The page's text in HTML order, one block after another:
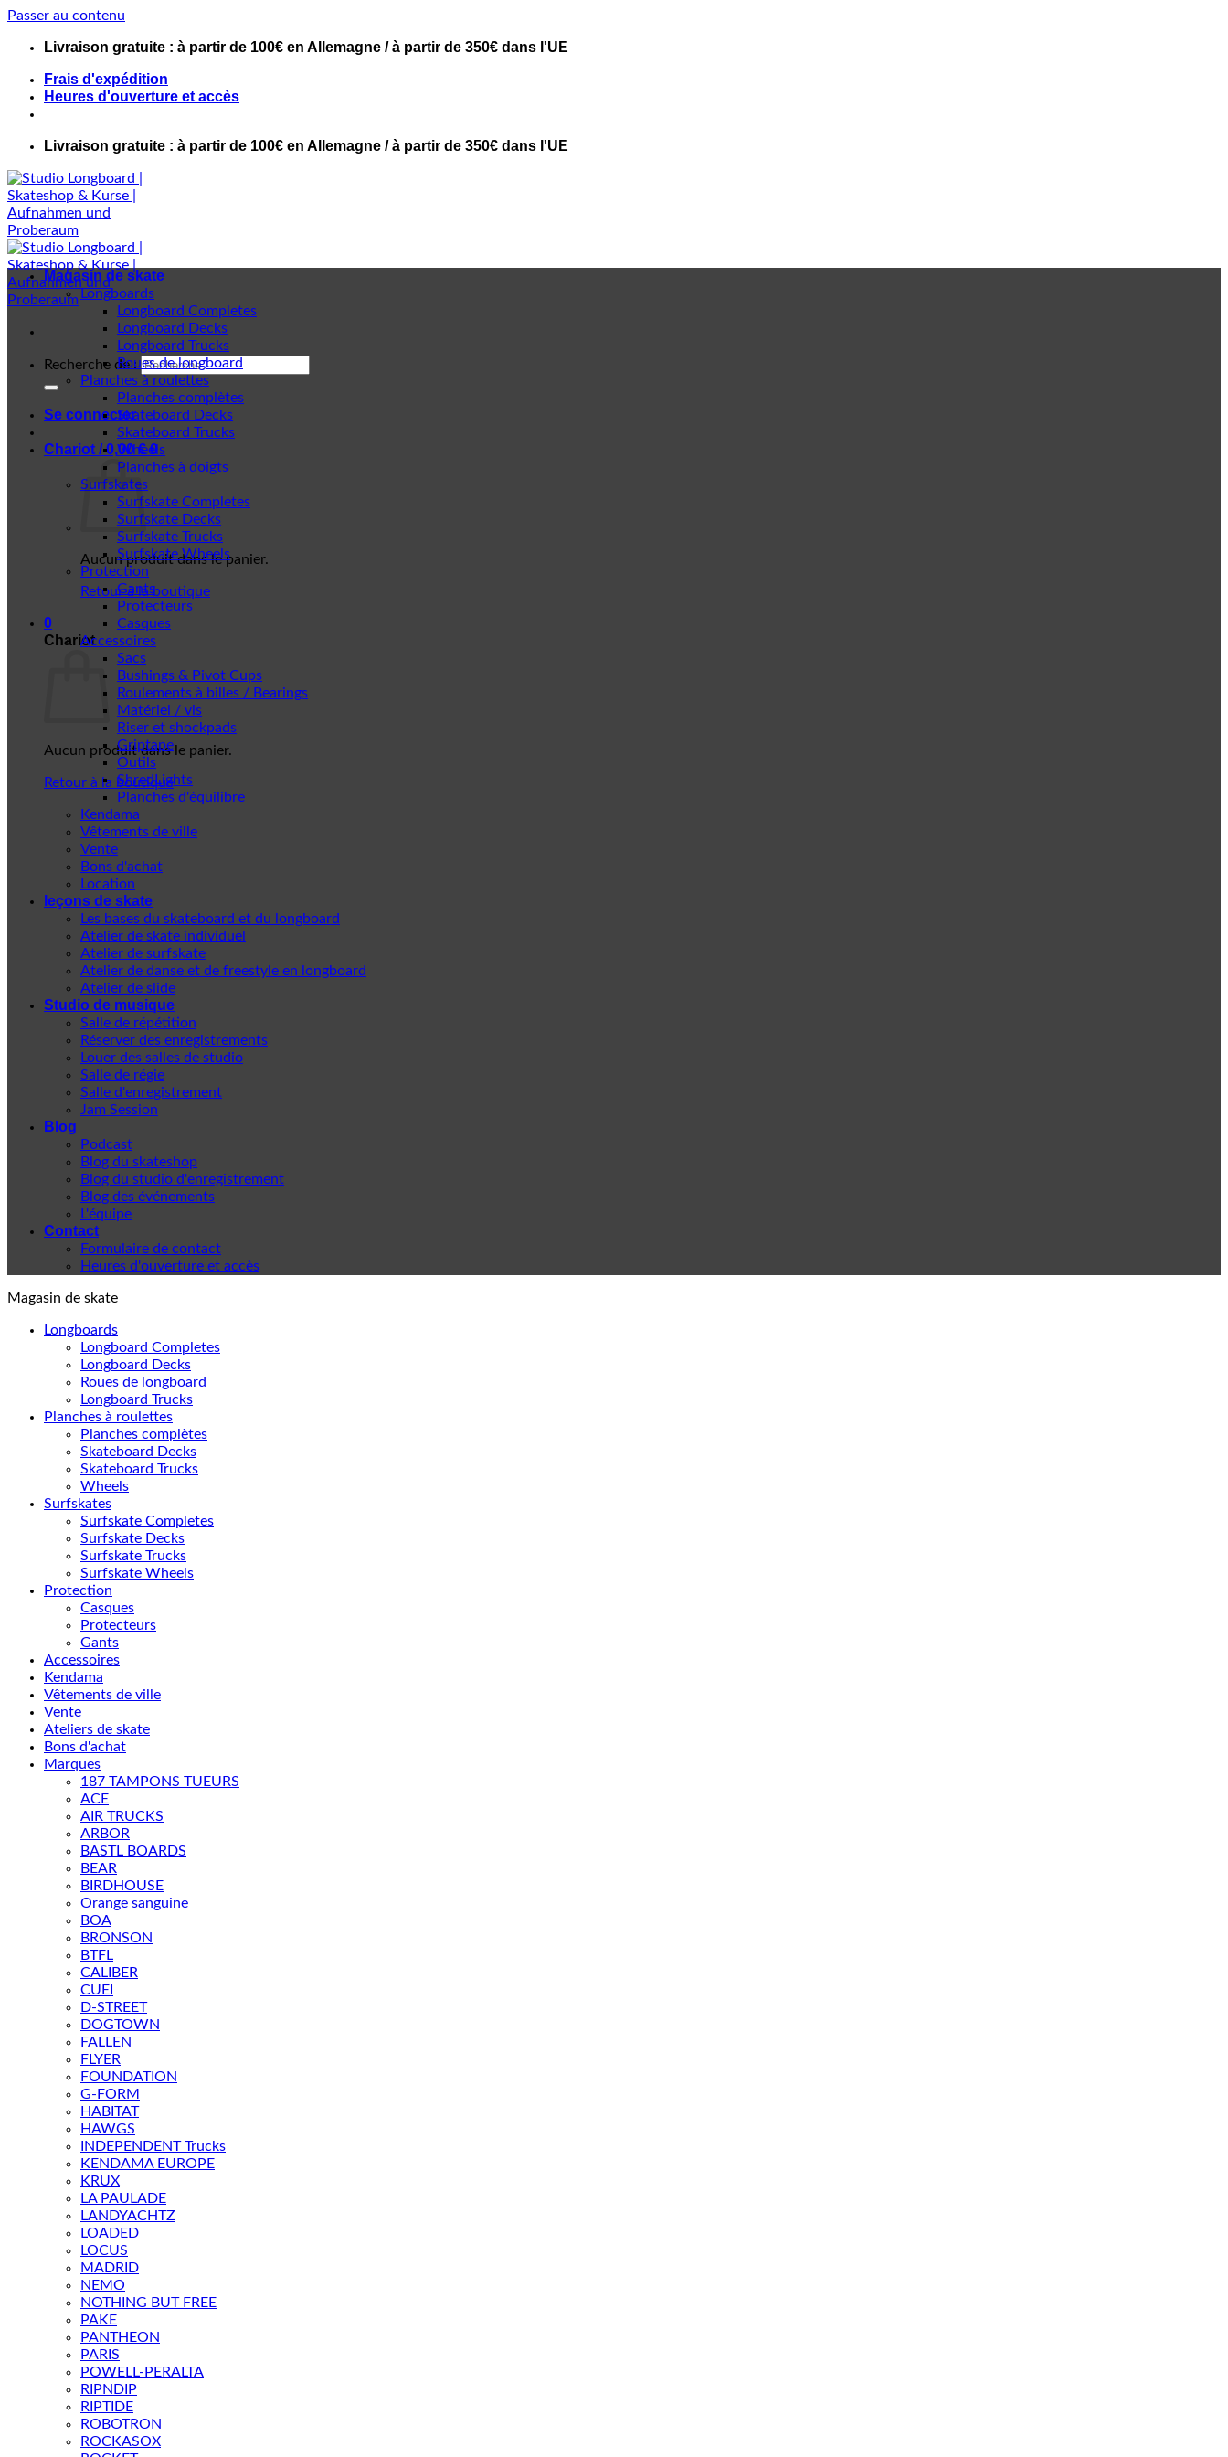
Passer au contenu
Livraison gratuite : à partir de 100€ en Allemagne / à partir de 350€ dans l'UE
Frais d'expédition
Heures d'ouverture et accès
Livraison gratuite : à partir de 100€ en Allemagne / à partir de 350€ dans l'UE
Recherche de :
Se connecter
Chariot /0,00€ 0
Aucun produit dans le panier.
Retour à la boutique
0
Chariot
Aucun produit dans le panier.
Retour à la boutique
Magasin de skate
Longboards
Longboard Completes
Longboard Decks
Longboard Trucks
Roues de longboard
Planches à roulettes
Planches complètes
Skateboard Decks
Skateboard Trucks
Wheels
Planches à doigts
Surfskates
Surfskate Completes
Surfskate Decks
Surfskate Trucks
Surfskate Wheels
Protection
Gants
Protecteurs
Casques
Accessoires
Sacs
Bushings & Pivot Cups
Roulements à billes / Bearings
Matériel / vis
Riser et shockpads
Griptape
Outils
ShredLights
Planches d'équilibre
Kendama
Vêtements de ville
Vente
Bons d'achat
Location
leçons de skate
Les bases du skateboard et du longboard
Atelier de skate individuel
Atelier de surfskate
Atelier de danse et de freestyle en longboard
Atelier de slide
Studio de musique
Salle de répétition
Réserver des enregistrements
Louer des salles de studio
Salle de régie
Salle d'enregistrement
Jam Session
Blog
Podcast
Blog du skateshop
Blog du studio d'enregistrement
Blog des événements
L'équipe
Contact
Formulaire de contact
Heures d'ouverture et accès
Magasin de skate
Longboards
Longboard Completes
Longboard Decks
Roues de longboard
Longboard Trucks
Planches à roulettes
Planches complètes
Skateboard Decks
Skateboard Trucks
Wheels
Surfskates
Surfskate Completes
Surfskate Decks
Surfskate Trucks
Surfskate Wheels
Protection
Casques
Protecteurs
Gants
Accessoires
Kendama
Vêtements de ville
Vente
Ateliers de skate
Bons d'achat
Marques
187 TAMPONS TUEURS
ACE
AIR TRUCKS
ARBOR
BASTL BOARDS
BEAR
BIRDHOUSE
Orange sanguine
BOA
BRONSON
BTFL
CALIBER
CUEI
D-STREET
DOGTOWN
FALLEN
FLYER
FOUNDATION
G-FORM
HABITAT
HAWGS
INDEPENDENT Trucks
KENDAMA EUROPE
KRUX
LA PAULADE
LANDYACHTZ
LOADED
LOCUS
MADRID
NEMO
NOTHING BUT FREE
PAKE
PANTHEON
PARIS
POWELL-PERALTA
RIPNDIP
RIPTIDE
ROBOTRON
ROCKASOX